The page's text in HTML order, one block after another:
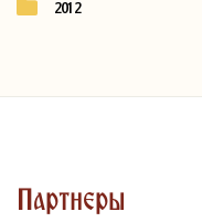
2012
Партнеры